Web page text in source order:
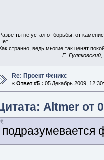
ты не устал от борьбы, от
странно, ведь многие так ценят
E.
Re: Проект Феникс
« Ответ #5 : 05 Декабрь 2009,
Altmer от
подразумевается